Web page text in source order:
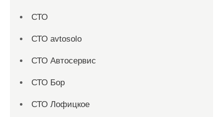
СТО
СТО avtosolo
СТО Автосервис
СТО Бор
СТО Лофицкое